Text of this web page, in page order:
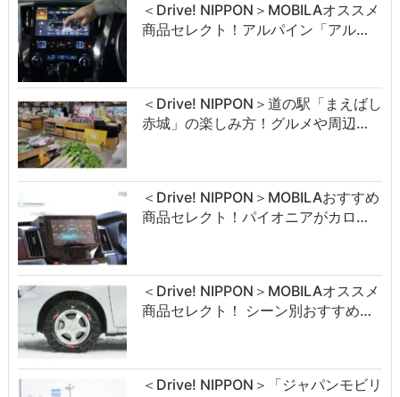
＜Drive! NIPPON＞MOBILAオススメ
商品セレクト！アルパイン「アル…
＜Drive! NIPPON＞道の駅「まえばし
赤城」の楽しみ方！グルメや周辺…
＜Drive! NIPPON＞MOBILAおすすめ
商品セレクト！パイオニアがカロ…
＜Drive! NIPPON＞MOBILAオススメ
商品セレクト！ シーン別おすすめ…
＜Drive! NIPPON＞「ジャパンモビリ